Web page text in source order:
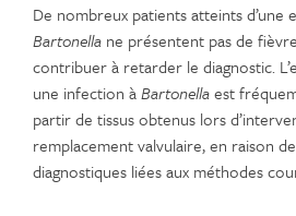
De nombreux patients atteints d’une
Bartonella ne présentent pas de
contribuer à retarder le diagnostic.
une infection àBartonellaest
partir de tissus obtenus lors
remplacement valvulaire, en raison
diagnostiques liées aux méthodes